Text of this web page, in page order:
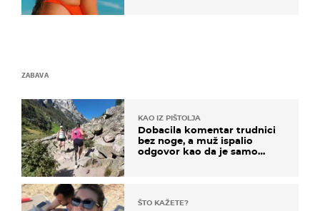
ZABAVA
KAO IZ PIŠTOLJA
Dobacila komentar trudnici
bez noge, a muž ispalio
odgovor kao da je samo
ŠTO KAŽETE?